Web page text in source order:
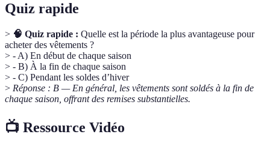
Quiz rapide
> 🧠 Quiz rapide : Quelle est la période la plus avantageuse pour
acheter des vêtements ?
> - A) En début de chaque saison
> - B) À la fin de chaque saison
> - C) Pendant les soldes d’hiver
> Réponse : B — En général, les vêtements sont soldés à la fin de
chaque saison, offrant des remises substantielles.
📺 Ressource Vidéo